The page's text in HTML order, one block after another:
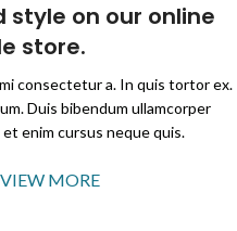
style on our online
store.
consectetur a. In quis tortor ex.
Duis bibendum ullamcorper
enim cursus neque quis.
VIEW MORE